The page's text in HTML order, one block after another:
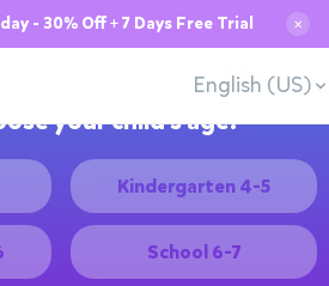
- 30% Off + 7 Days Free Trial ✕
English (US)
your child's age:
Kindergarten 4-5
School 6-7